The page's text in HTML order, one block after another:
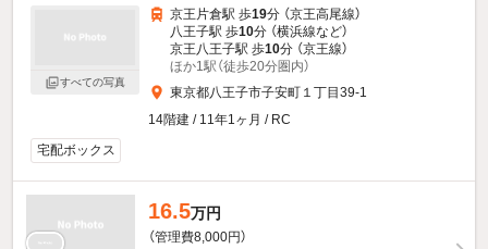
すべての写真
京王片倉駅 歩19分 （京王高尾線）
八王子駅 歩10分 （横浜線など）
京王八王子駅 歩10分 （京王線）
ほか1駅（徒歩20分圏内）
東京都八王子市子安町１丁目39-1
14階建 / 11年1ヶ月 / RC
宅配ボックス
16.5万円
（管理費8,000円）